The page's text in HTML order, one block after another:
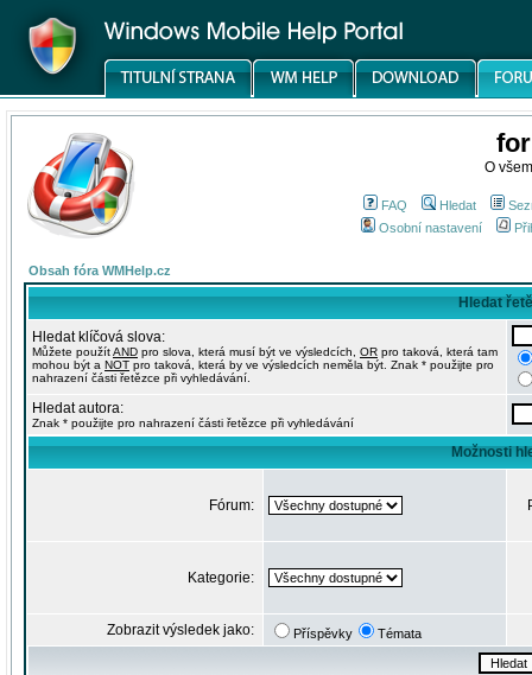
O
FAQ Hledat
Osobní nastavení
Obsah fóra WMHelp.cz
Hledat
Hledat klíčová slova:
Můžete použítAND pro slova, která musí být ve výsledcích, OR pro taková, která tam
mohou být a NOT pro taková, která by ve výsledcích neměla být. Znak * použijte pro
nahrazení části řetězce při vyhledávání.
Hledat autora:
Znak * použijte pro nahrazení části řetězce při vyhledávání
Možnosti
Fórum:
Kategorie:
Zobrazit výsledek jako: Příspěvky Témata